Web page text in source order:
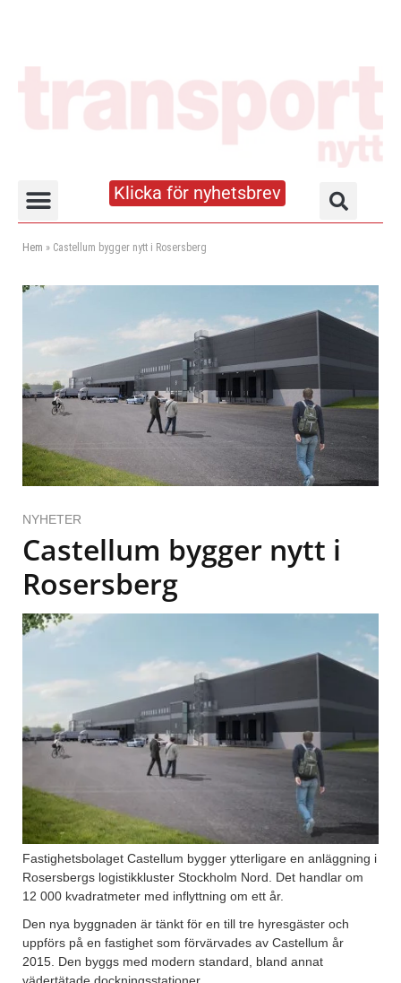
Klicka för nyhetsbrev
Hem » Castellum bygger nytt i Rosersberg
NYHETER
Castellum bygger nytt i
Rosersberg
Fastighetsbolaget Castellum bygger ytterligare en anläggning i
Rosersbergs logistikkluster Stockholm Nord. Det handlar om
12 000 kvadratmeter med inflyttning om ett år.
Den nya byggnaden är tänkt för en till tre hyresgäster och
uppförs på en fastighet som förvärvades av Castellum år
2015. Den byggs med modern standard, bland annat
vädertätade dockningsstationer.